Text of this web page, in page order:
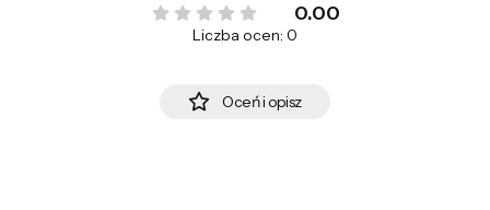
0.00
Liczba ocen: 0
Oceń i opisz